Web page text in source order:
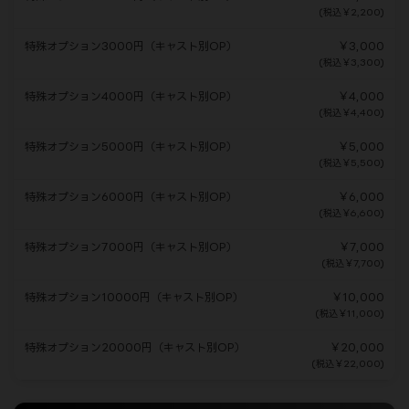
(税込￥2,200)
特殊オプション3000円（キャスト別OP） ￥3,000
(税込￥3,300)
特殊オプション4000円（キャスト別OP） ￥4,000
(税込￥4,400)
特殊オプション5000円（キャスト別OP） ￥5,000
(税込￥5,500)
特殊オプション6000円（キャスト別OP） ￥6,000
(税込￥6,600)
特殊オプション7000円（キャスト別OP） ￥7,000
(税込￥7,700)
特殊オプション10000円（キャスト別OP） ￥10,000
(税込￥11,000)
特殊オプション20000円（キャスト別OP） ￥20,000
(税込￥22,000)